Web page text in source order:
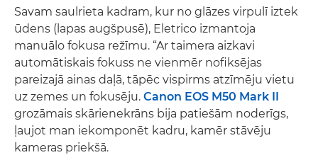
Savam saulrieta kadram, kur no glāzes virpulī iztek
ūdens (lapas augšpusē), Eletrico izmantoja
manuālo fokusa režīmu. “Ar taimera aizkavi
automātiskais fokuss ne vienmēr nofiksējas
pareizajā ainas daļā, tāpēc vispirms atzīmēju vietu
uz zemes un fokusēju. Canon EOS M50 Mark II
grozāmais skārienekrāns bija patiešām noderīgs,
ļaujot man iekomponēt kadru, kamēr stāvēju
kameras priekšā.